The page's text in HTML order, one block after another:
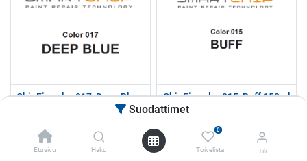
Suodattimet
Etusivu Haku
0
Toivelista Tili
ChipFix color 017, Deep Blue 150ml
Vain ammattikäyttöön
ChipFix color 015, Buff 150ml
Vain ammattikäyttöön